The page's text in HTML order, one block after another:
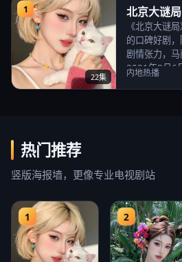
1
22集
北京大谜局
《北京大谜
的口碑好剧
剧情张力，马
2021年8月6
内地热播
热门推荐
竖版海报墙，更像专业电视剧站
1 2